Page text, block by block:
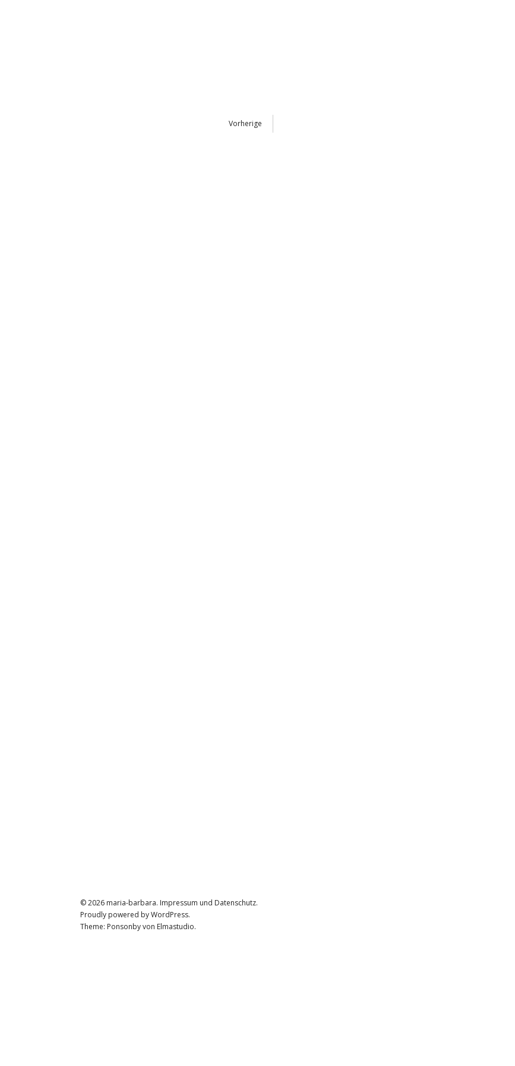
Vorherige
© 2026 maria-barbara. Impressum und Datenschutz
Proudly powered byWordPress.
Theme: Ponsonby von Elmastudio.